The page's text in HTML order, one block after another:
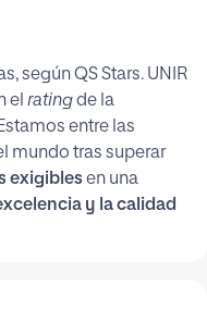
según QS Stars. UNIR
el ratingde la
entre las
mundo tras superar
exigiblesen una
y la calidad